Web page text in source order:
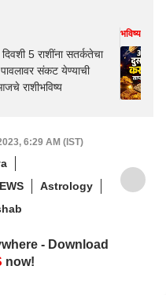
5 राशींना सतर्कतेचा
संकट येण्याची
राशीभविष्य
भविष्य
6:29 AM (IST)
Astrology
- Download
now!